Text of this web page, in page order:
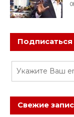
Подписаться
Свежие